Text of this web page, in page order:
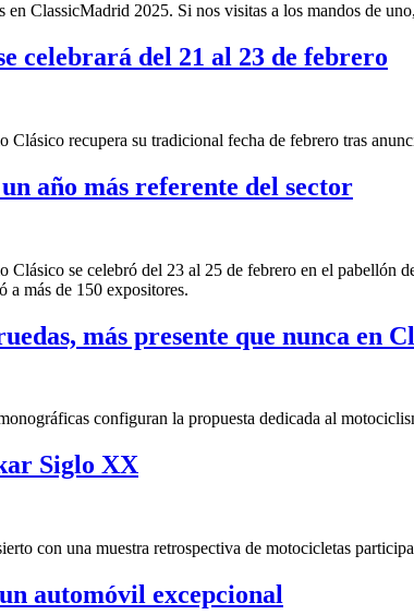
ClassicMadrid 2025. Si nos visitas a los mandos de
celebrará del 21 al 23 de febrero
Clásico recupera su tradicional fecha de febrero tras
año más referente del sector
se celebró del 23 al 25 de febrero en el pabellón
a más de 150 expositores.
más presente que nunca en
configuran la propuesta dedicada al
Siglo XX
con una muestra retrospectiva de motocicletas
automóvil excepcional